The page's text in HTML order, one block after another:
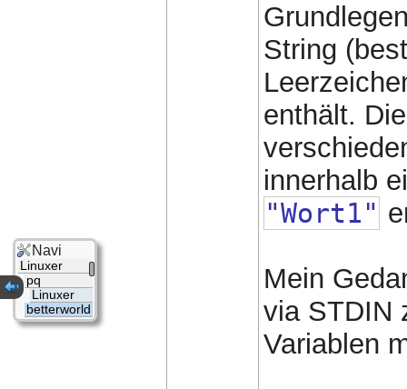
String
enthält.
innerhalb
"Wort1"
Mein
via STDIN
Variablen
Navi
Linuxer
pq
Linuxer
betterworld